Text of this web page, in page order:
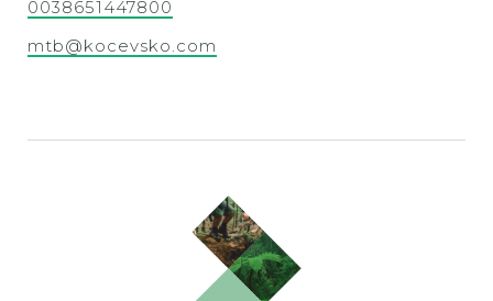
0038651447800
mtb@kocevsko.com